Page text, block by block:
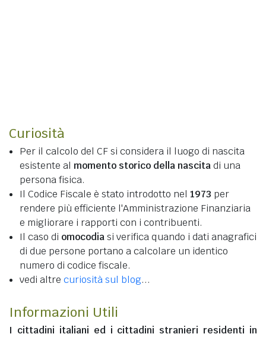
Curiosità
Per il calcolo del CF si considera il luogo di nascita
esistente al momento storico della nascitadi una
persona fisica.
Il Codice Fiscale è stato introdotto nel 1973 per
rendere più efficiente l'Amministrazione Finanziaria
e migliorare i rapporti con i contribuenti.
Il caso di omocodiasi verifica quando i dati anagrafici
di due persone portano a calcolare un identico
numero di codice fiscale.
vedi altre curiosità sul blog...
Informazioni Utili
I cittadini italiani ed i cittadini stranieri residenti in